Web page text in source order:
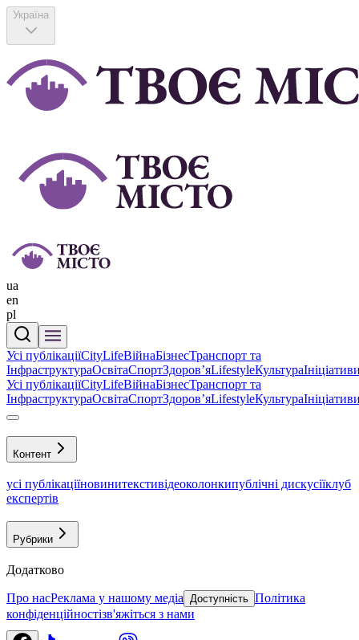
Україна
ua
en
pl
Усі публікаціїCityLifeВійнаБізнесТранспорт та
ІнфраструктураОсвітаСпортЗдоровʼяLifestyleКультура
Усі публікаціїCityLifeВійнаБізнесТранспорт та
ІнфраструктураОсвітаСпортЗдоровʼяLifestyleКультура
Контент
усі публікаціїновинитекстивідеоколонкипублічні дискусіїклуб
експертів
Рубрики
Додатково
Про насРеклама у нашому медіа Доступність Політика
конфіденційностізв'яжіться з нами